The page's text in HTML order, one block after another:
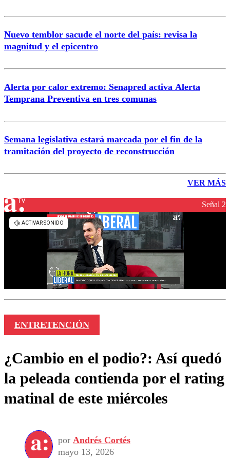
Nuevo temblor sacude el norte del país: revisa la
magnitud y el epicentro
Alerta por calor extremo: Senapred activa Alerta
Temprana Preventiva en tres comunas
Semana legislativa estará marcada por el fin de la
tramitación del proyecto de reconstrucción
VER MÁS
Señal 2
ENTRETENCIÓN
¿Cambio en el podio?: Así quedó
la peleada contienda por el rating
matinal de este miércoles
por Andrés Cortés
mayo 13, 2026